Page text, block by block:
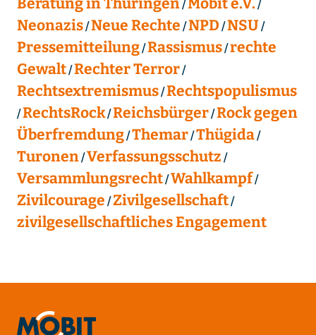
Neonazis Neue Rechte NPD NSU
Pressemitteilung Rassismus rechte
Gewalt Rechter Terror
Rechtsextremismus Rechtspopulismus
RechtsRock Reichsbürger Rock gegen
Überfremdung Themar Thügida
Turonen Verfassungsschutz
Versammlungsrecht Wahlkampf
Zivilcourage Zivilgesellschaft
zivilgesellschaftliches Engagement